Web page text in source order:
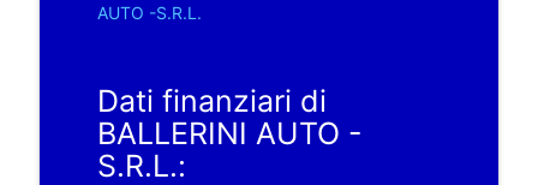
AUTO -S.R.L.
Dati finanziari di
BALLERINI AUTO -
S.R.L.: